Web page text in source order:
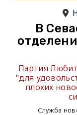
В
Партия
"для
плохих
Служба